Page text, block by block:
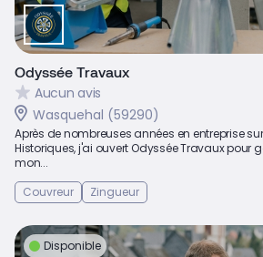
Odyssée Travaux
Aucun avis
Wasquehal (59290)
Après de nombreuses années en entreprise
Historiques, j'ai ouvert Odyssée Travaux pour
mon...
Couvreur
Zingueur
Disponible